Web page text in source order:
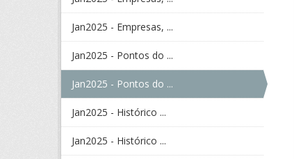
Jan2025 - Empresas, ...
Jan2025 - Pontos do ...
Jan2025 - Pontos do ...
Jan2025 - Histórico ...
Jan2025 - Histórico ...